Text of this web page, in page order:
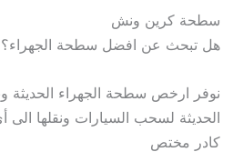
سطحة كرين ونش
هل تبحث عن افضل سطحة الجهراء؟
نوفر ارخص سطحة الجهراء الحديثة
الحديثة لسحب السيارات ونقلها
كادر مختص